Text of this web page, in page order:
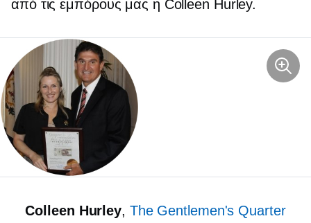
από τις εμπόρους μας η Colleen Hurley.
Colleen Hurley, The Gentlemen's Quarter